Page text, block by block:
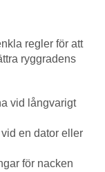
regler för att
ryggradens
vid långvarigt
en dator eller
för nacken